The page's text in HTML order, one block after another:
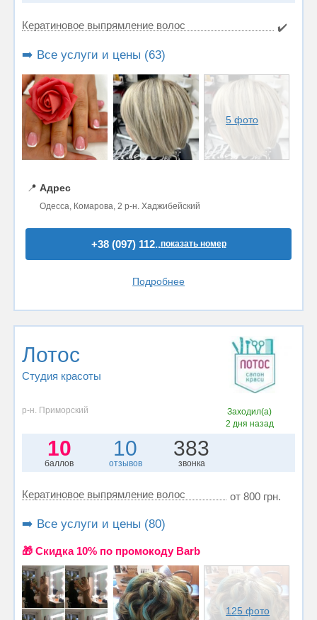
Кератиновое выпрямление волос ✔️
➡️ Все услуги и цены (63)
5 фото
📍 Адрес
Одесса, Комарова, 2 р-н. Хаджибейский
+38 (097) 112..показать номер
Подробнее
Лотос
Студия красоты
р-н. Приморский
Заходил(а)
2 дня назад
10
баллов
10
отзывов
383
звонка
Кератиновое выпрямление волос от 800 грн.
➡️ Все услуги и цены (80)
🎁 Cкидка 10% по промокоду Barb
125 фото